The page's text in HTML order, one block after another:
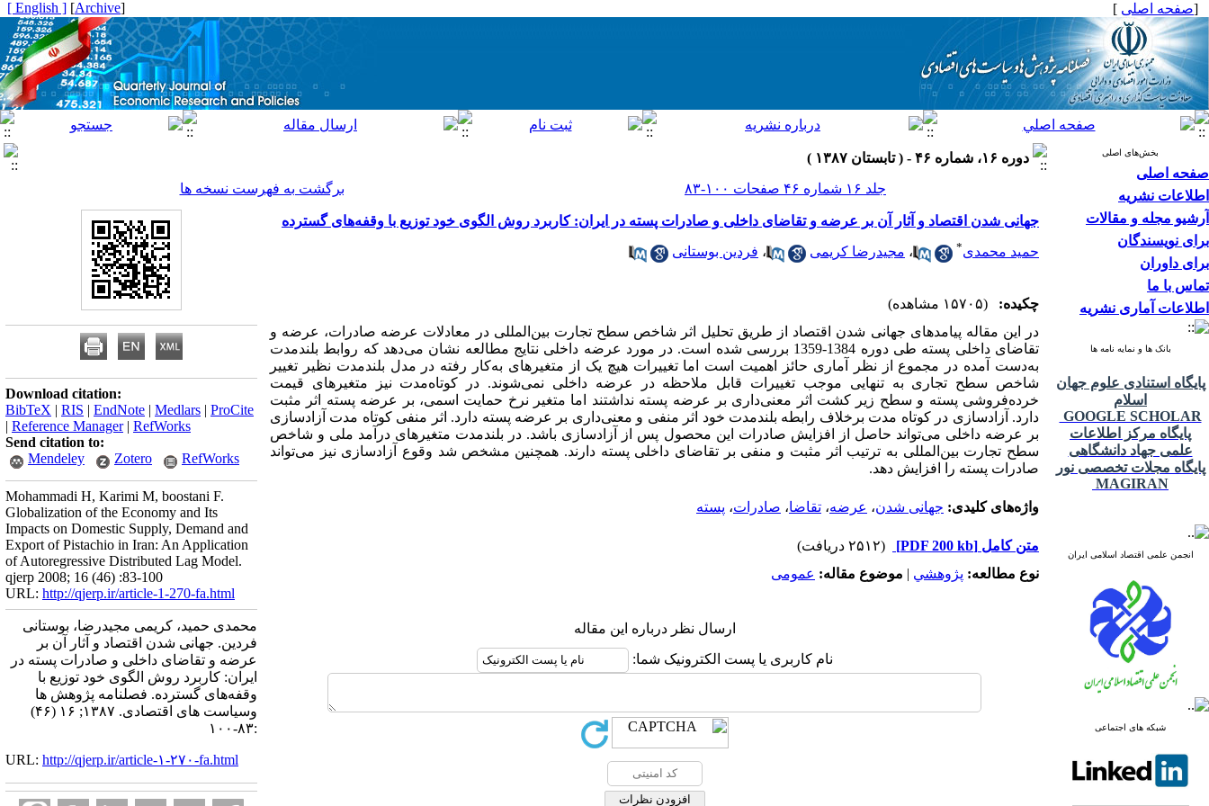
[صفحه اصلی ]
[
Archive
]
[ English ]
بخش‌های اصلی
صفحه اصلی
اطلاعات نشریه
آرشیو مجله و مقالات
برای نویسندگان
برای داوران
تماس با ما
اطلاعات آماری نشریه
بانک ها و نمایه نامه ها
پایگاه استنادی علوم جهان
اسلام
GOOGLE SCHOLAR
پایگاه مرکز اطلاعات
علمی جهاد دانشگاهی
پایگاه مجلات تخصصی نور
MAGIRAN
انجمن علمی اقتصاد اسلامی ایران
شبکه های اجتماعی
دوره ۱۶، شماره ۴۶ - ( تابستان ۱۳۸۷ )
جلد ۱۶ شماره ۴۶ صفحات ۱۰۰-۸۳
برگشت به فهرست نسخه ها
جهانی شدن اقتصاد و آثار آن بر عرضه و تقاضای داخلی و صادرات پسته در ایران: کاربرد روش الگوی خود توزیع با وقفه‌‌های گسترده
حمید محمدی* ، مجیدرضا کریمی ، فردین بوستانی
چکیده:
(۱۵۷۰۵ مشاهده)
در این مقاله پیامدهای جهانی شدن اقتصاد از طریق تحلیل اثر شاخص سطح تجارت بین‌المللی در معادلات عرضه صادرات، عرضه و
تقاضای داخلی پسته طی دوره 1384-1359 بررسی شده است. در مورد عرضه داخلی نتایج مطالعه نشان می‌دهد که روابط بلندمدت
به‌دست آمده در مجموع از نظر آماری حائز اهمیت است اما تغییرات هیچ یک از متغیر‌های به‌کار رفته در مدل بلندمدت نظیر تغییر
شاخص سطح تجاری به تنهایی موجب تغییرات قابل ملاحظه در عرضه داخلی نمی‌شوند. در کوتاه‌مدت نیز متغیرهای قیمت
خرده‌فروشی پسته و سطح زیر کشت اثر معنی‌داری بر عرضه پسته نداشتند اما متغیر نرخ حمایت اسمی، بر عرضه پسته اثر مثبت
دارد. آزادسازی در کوتاه مدت برخلاف رابطه بلندمدت خود اثر منفی و معنی‌داری بر عرضه پسته دارد. اثر منفی کوتاه مدت آزادسازی
بر عرضه داخلی می‌تواند حاصل از افزایش صادرات این محصول پس از آزادسازی باشد. در بلندمدت متغیر‌های درآمد ملی و شاخص
سطح تجارت بین‌المللی به ترتیب اثر مثبت و منفی بر تقاضای داخلی پسته دارند. همچنین مشخص شد وقوع آزادسازی نیز می‌تواند
صادرات پسته را افزایش دهد.
واژه‌های کلیدی: جهانی شدن، عرضه، تقاضا، صادرات، پسته
متن کامل [PDF 200 kb]
(۲۵۱۲ دریافت)
نوع مطالعه: پژوهشي | موضوع مقاله: عمومى
ارسال نظر درباره این مقاله
نام کاربری یا پست الکترونیک شما:
Download citation:
BibTeX | RIS | EndNote | Medlars | ProCite
| Reference Manager| RefWorks
Send citation to:
Mendeley
Zotero RefWorks
Mohammadi H, Karimi M, boostani F.
Globalization of the Economy and Its
Impacts on Domestic Supply, Demand and
Export of Pistachio in Iran: An Application
of Autoregressive Distributed Lag Model.
qjerp 2008; 16 (46) :83-100
URL: http://qjerp.ir/article-1-270-fa.html
محمدی حمید، کریمی مجیدرضا، بوستانی
فردین. جهانی شدن اقتصاد و آثار آن بر
عرضه و تقاضای داخلی و صادرات پسته در
ایران: کاربرد روش الگوی خود توزیع با
وقفه‌‌های گسترده. فصلنامه پژوهش ها
وسیاست های اقتصادی. ۱۳۸۷; ۱۶ (۴۶)
:۸۳-۱۰۰
URL: http://qjerp.ir/article-۱-۲۷۰-fa.html